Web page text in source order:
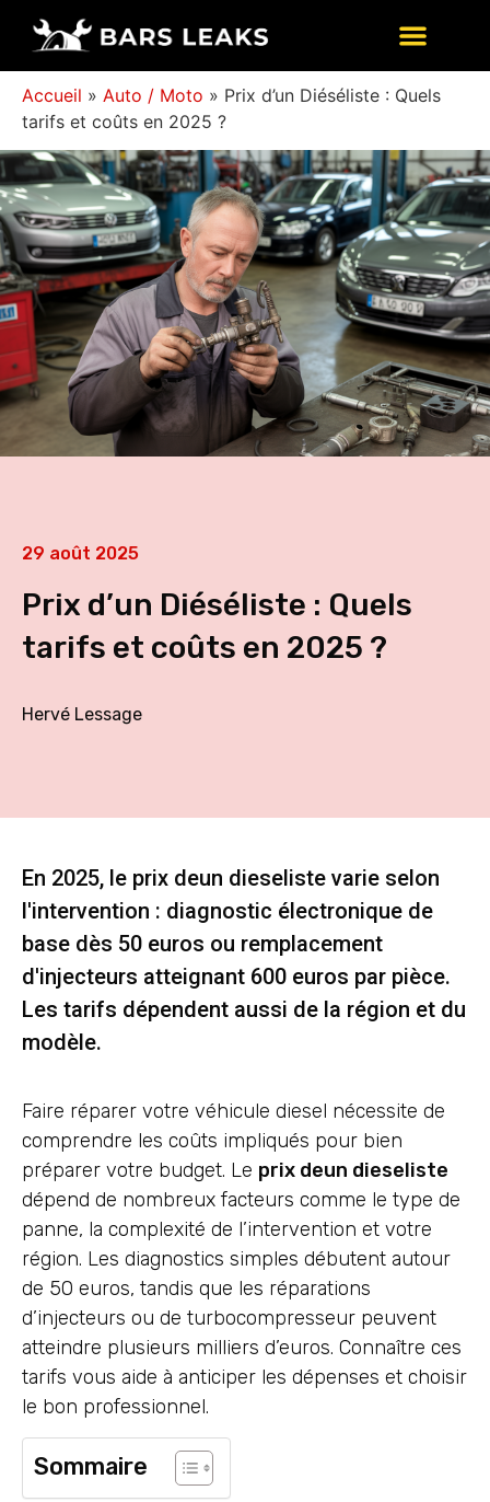
Accueil » Auto / Moto » Prix d’un Diéséliste : Quels
tarifs et coûts en 2025 ?
29 août 2025
Prix d’un Diéséliste : Quels
tarifs et coûts en 2025 ?
Hervé Lessage
En 2025, le prix deun dieseliste varie selon
l'intervention : diagnostic électronique de
base dès 50 euros ou remplacement
d'injecteurs atteignant 600 euros par pièce.
Les tarifs dépendent aussi de la région et du
modèle.
Faire réparer votre véhicule diesel nécessite de
comprendre les coûts impliqués pour bien
préparer votre budget. Le prix deun dieseliste
dépend de nombreux facteurs comme le type de
panne, la complexité de l’intervention et votre
région. Les diagnostics simples débutent autour
de 50 euros, tandis que les réparations
d’injecteurs ou de turbocompresseur peuvent
atteindre plusieurs milliers d’euros. Connaître ces
tarifs vous aide à anticiper les dépenses et choisir
le bon professionnel.
Sommaire